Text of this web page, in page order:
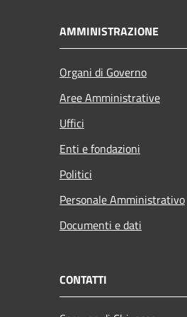
AMMINISTRAZIONE
Organi di Governo
Aree Amministrative
Uffici
Enti e fondazioni
Politici
Personale Amministrativo
Documenti e dati
CONTATTI